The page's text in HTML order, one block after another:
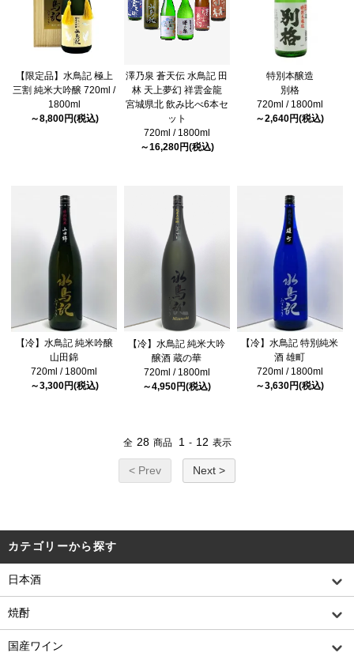
【限定品】水鳥記 極上
三割 純米大吟醸 720ml /
1800ml
～8,800円(税込)
澤乃泉 蒼天伝 水鳥記 田
林 天上夢幻 祥雲金龍
宮城県北 飲み比べ6本セ
ット
720ml / 1800ml
～16,280円(税込)
特別本醸造
別格
720ml / 1800ml
～2,640円(税込)
【冷】水鳥記 純米吟醸
山田錦
720ml / 1800ml
～3,300円(税込)
【冷】水鳥記 純米大吟
醸酒 蔵の華
720ml / 1800ml
～4,950円(税込)
【冷】水鳥記 特別純米
酒 雄町
720ml / 1800ml
～3,630円(税込)
全 28 商品 1 - 12 表示
< Prev Next >
カテゴリーから探す
日本酒
焼酎
国産ワイン